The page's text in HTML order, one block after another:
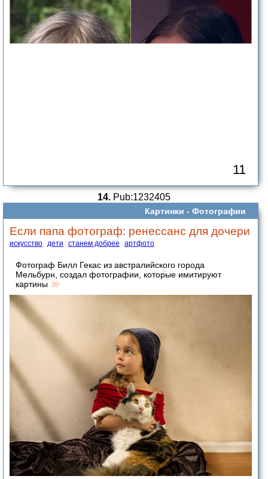
11
14. Pub:1232405
Картинки - Фотографии
Если папа фотограф: ренессанс для дочери
искусство дети станем добрее артфото
Фотограф Билл Гекас из австралийского города
Мельбурн, создал фотографии, которые имитируют
картины